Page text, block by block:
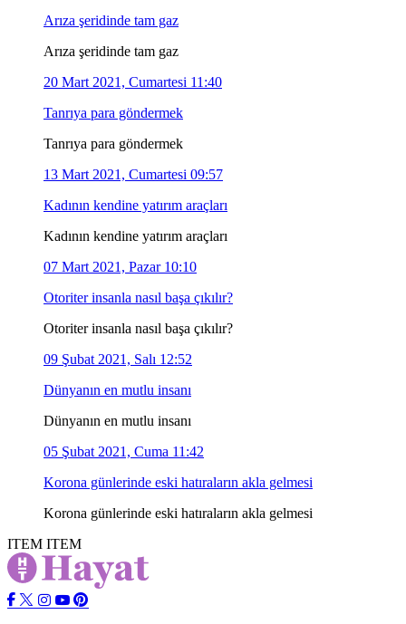
Arıza şeridinde tam gaz
Arıza şeridinde tam gaz
20 Mart 2021, Cumartesi 11:40
Tanrıya para göndermek
Tanrıya para göndermek
13 Mart 2021, Cumartesi 09:57
Kadının kendine yatırım araçları
Kadının kendine yatırım araçları
07 Mart 2021, Pazar 10:10
Otoriter insanla nasıl başa çıkılır?
Otoriter insanla nasıl başa çıkılır?
09 Şubat 2021, Salı 12:52
Dünyanın en mutlu insanı
Dünyanın en mutlu insanı
05 Şubat 2021, Cuma 11:42
Korona günlerinde eski hatıraların akla gelmesi
Korona günlerinde eski hatıraların akla gelmesi
ITEM ITEM